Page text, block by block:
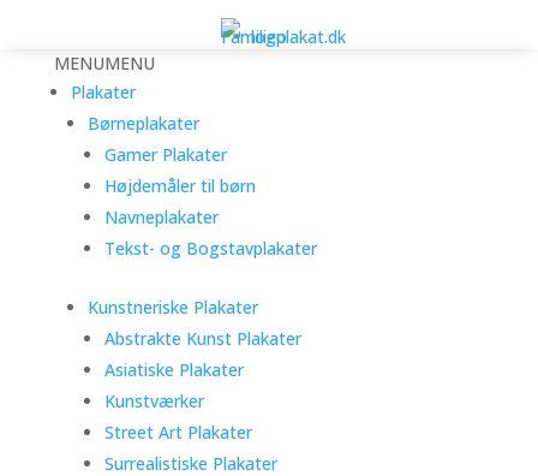
MENUMENU
Plakater
Børneplakater
Gamer Plakater
Højdemåler til børn
Navneplakater
Tekst- og Bogstavplakater
Kunstneriske Plakater
Abstrakte Kunst Plakater
Asiatiske Plakater
Kunstværker
Street Art Plakater
Surrealistiske Plakater